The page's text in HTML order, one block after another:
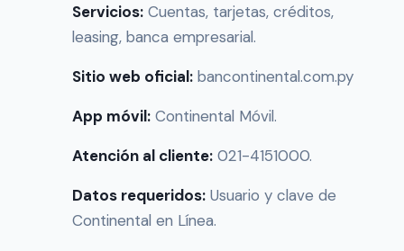
Servicios: Cuentas, tarjetas, créditos,
leasing, banca empresarial.
Sitio web oficial: bancontinental.com.py
App móvil: Continental Móvil.
Atención al cliente: 021-4151000.
Datos requeridos: Usuario y clave de
Continental en Línea.